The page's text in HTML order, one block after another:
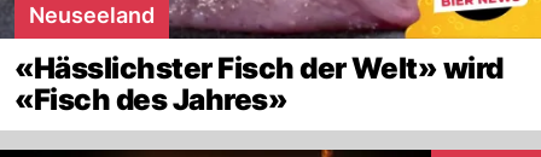
Neuseeland
«Hässlichster Fisch der Welt» wird
«Fisch des Jahres»